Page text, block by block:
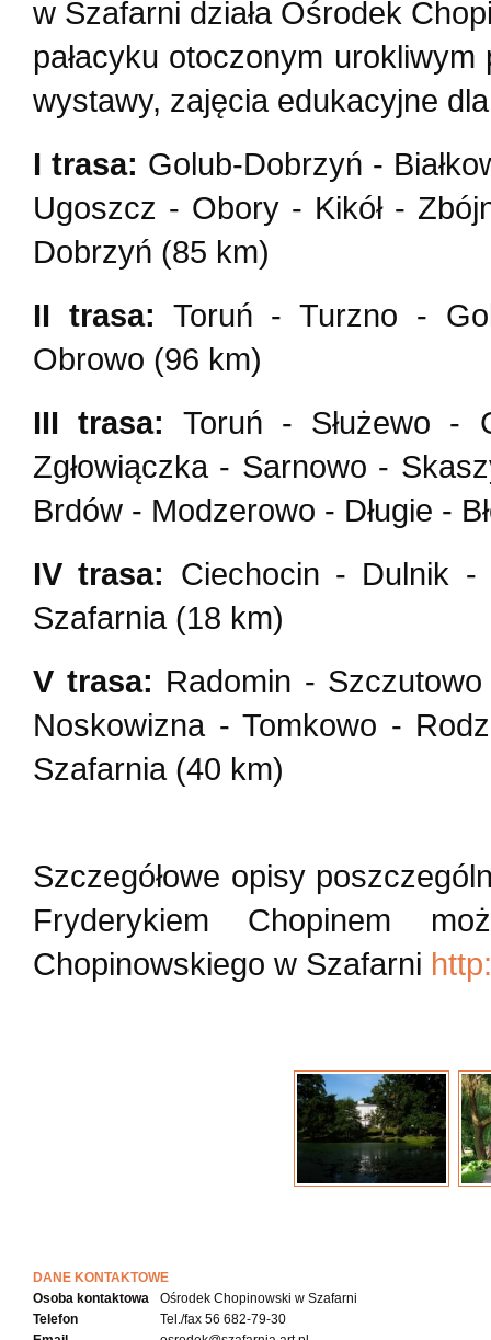
w Szafarni działa Ośrodek
pałacyku otoczonym
wystawy, zajęcia edukacyjne
I trasa: Golub-Dobrzyń -
Ugoszcz - Obory - Kikół -
Dobrzyń (85 km)
II trasa: Toruń - Turzno -
Obrowo (96 km)
III trasa: Toruń - Służewo -
Zgłowiączka - Sarnowo -
Brdów - Modzerowo - Długie -
IV trasa: Ciechocin - Dulnik -
Szafarnia (18 km)
V trasa: Radomin -
Noskowizna - Tomkowo -
Szafarnia (40 km)
Szczegółowe opisy
Fryderykiem Chopinem
Chopinowskiego w Szafarni
DANE KONTAKTOWE
Osoba kontaktowa
Ośrodek Chopinowski w Szafarni
Telefon
Tel./fax 56 682-79-30